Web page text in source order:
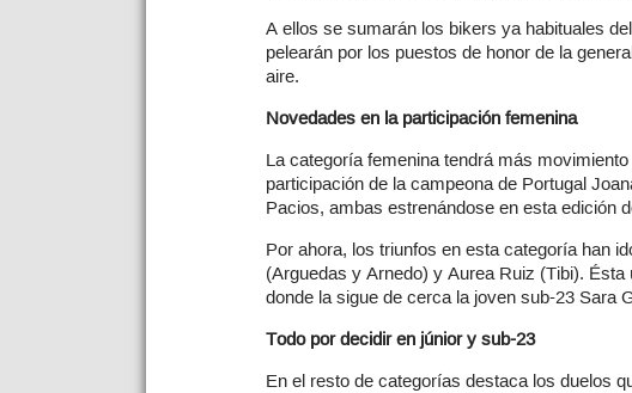
A ellos se sumarán los bikers ya habituales
pelearán por los puestos de honor de la
aire.
Novedades en la participación femenina
La categoría femenina tendrá más
participación de la campeona de Portugal
Pacios, ambas estrenándose en esta edición
Por ahora, los triunfos en esta categoría han
(Arguedas y Arnedo) y Aurea Ruiz (Tibi).
donde la sigue de cerca la joven sub-23 Sara
Todo por decidir en júnior y sub-23
En el resto de categorías destaca los duelos